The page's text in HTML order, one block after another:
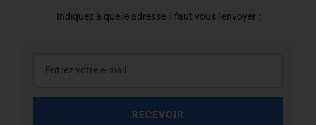
Indiquez à quelle adresse il faut vous l'envoyer :
RECEVOIR